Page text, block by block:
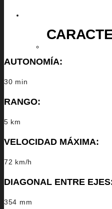
AUTONOMÍA:
30 min
RANGO:
5 km
VELOCIDAD MÁXIMA:
72 km/h
DIAGONAL ENTRE
354 mm